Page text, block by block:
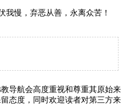
慢，弃恶从善，永离众苦！
导航会高度重视和尊重其原始来
态度，同时欢迎读者对第三方来